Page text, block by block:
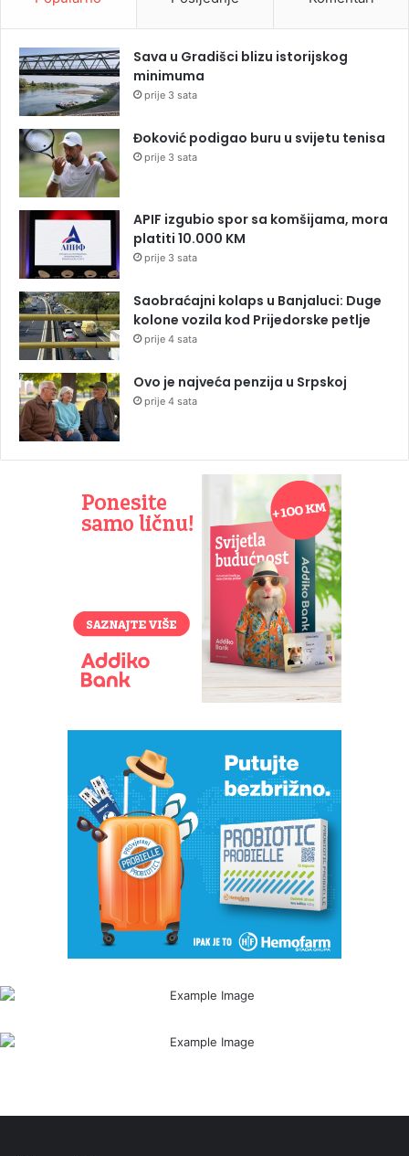
Sava u Gradišci blizu istorijskog
minimuma
prije 3 sata
Đoković podigao buru u svijetu tenisa
prije 3 sata
APIF izgubio spor sa komšijama, mora
platiti 10.000 KM
prije 3 sata
Saobraćajni kolaps u Banjaluci: Duge
kolone vozila kod Prijedorske petlje
prije 4 sata
Ovo je najveća penzija u Srpskoj
prije 4 sata